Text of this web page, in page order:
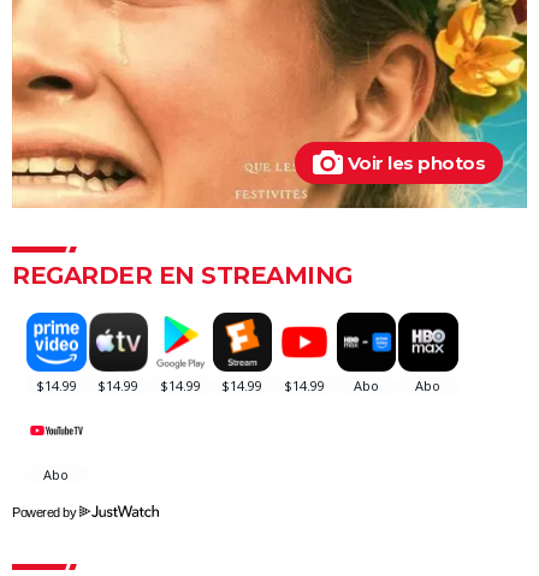
Voir les photos
REGARDER EN STREAMING
Powered by